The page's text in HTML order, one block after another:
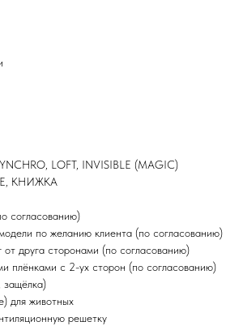
LOFT, INVISIBLE (MAGIC)
КНИЖКА
согласованию)
по желанию клиента (по согласованию)
друга сторонами (по согласованию)
плёнками с 2-ух сторон (по согласованию)
защёлка)
для животных
решетку